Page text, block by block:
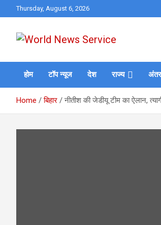
to
Thursday, August 6, 2026
World News
होम टॉप न्यूज देश राज्य
Home बिहार नीतीश की जेडीयू टीम का ऐलान,